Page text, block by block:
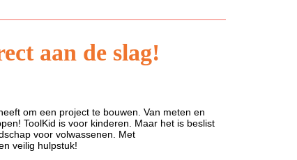
aan de slag!
om een project te bouwen. Van meten en
ToolKid is voor kinderen. Maar het is beslist
voor volwassenen. Met
veilig hulpstuk!